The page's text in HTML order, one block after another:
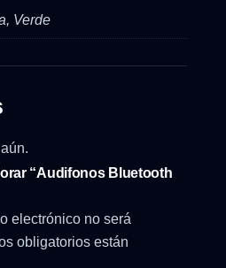
Verde
“Audifonos Bluetooth
electrónico no será
obligatorios están